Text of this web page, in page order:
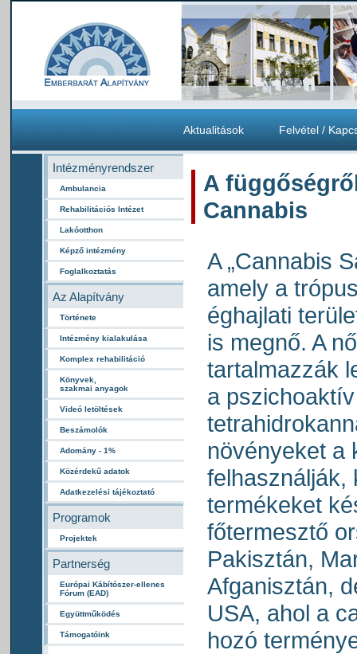
Aktualitások Felvétel /
Intézményrendszer
Ambulancia
Rehabilitációs Intézet
Lakóotthon
Képző intézmény
Foglalkoztatás
Az Alapítvány
Története
Intézmény kialakulása
Komplex rehabilitáció
Könyvek,
szakmai anyagok
Videó letöltések
Beszámolók
Adomány - 1%
Közérdekű adatok
Adatkezelési tájékoztató
Programok
Projektek
Partnerség
Európai Kábítószer-ellenes
Fórum (EAD)
Együttműködés
Támogatóink
A
Cannabis
A „Cannabis
amely a
éghajlati
is megnő. A
tartalmazzák
a
növényeket a
felhasználják,
termékeket
főtermesztő
Pakisztán,
Afganisztán,
USA, ahol a
hozó